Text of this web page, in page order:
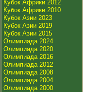
Кубок Африки 2012
Кубок Африки 2010
Кубок Азии 2023
Кубок Азии 2019
Кубок Азии 2015
Олимпиада 2024
Олимпиада 2020
Олимпиада 2016
Олимпиада 2012
Олимпиада 2008
Олимпиада 2004
Олимпиада 2000